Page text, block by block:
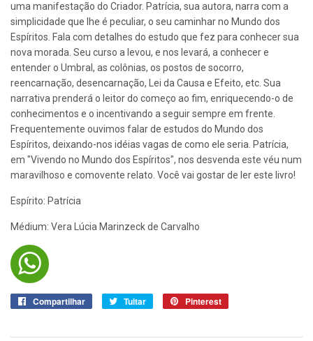
uma manifestação do Criador. Patrícia, sua autora, narra com a
simplicidade que lhe é peculiar, o seu caminhar no Mundo dos
Espíritos. Fala com detalhes do estudo que fez para conhecer sua
nova morada. Seu curso a levou, e nos levará, a conhecer e
entender o Umbral, as colônias, os postos de socorro,
reencarnação, desencarnação, Lei da Causa e Efeito, etc. Sua
narrativa prenderá o leitor do começo ao fim, enriquecendo-o de
conhecimentos e o incentivando a seguir sempre em frente.
Frequentemente ouvimos falar de estudos do Mundo dos
Espíritos, deixando-nos idéias vagas de como ele seria. Patrícia,
em "Vivendo no Mundo dos Espíritos", nos desvenda este véu num
maravilhoso e comovente relato. Você vai gostar de ler este livro!
Espírito: Patrícia
Médium: Vera Lúcia Marinzeck de Carvalho
Compartilhar
Compartilhar
Tuitar Tuitar Pinterest